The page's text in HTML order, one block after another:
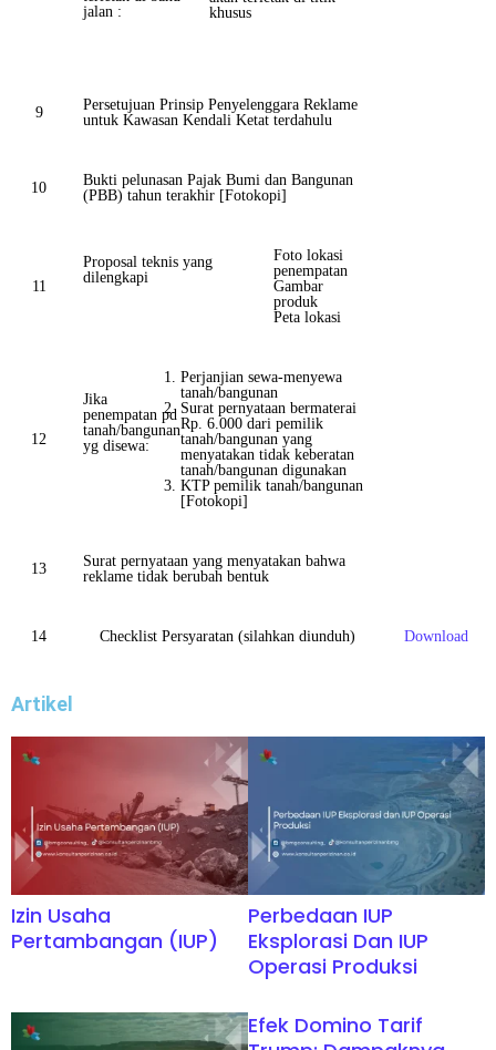
jalan :
khusus
9
Persetujuan Prinsip Penyelenggara Reklame
untuk Kawasan Kendali Ketat terdahulu
10
Bukti pelunasan Pajak Bumi dan Bangunan
(PBB) tahun terakhir [Fotokopi]
11
Proposal teknis yang
dilengkapi
Foto lokasi
penempatan
Gambar
produk
Peta lokasi
12
Jika
penempatan pd
tanah/bangunan
yg disewa:
Perjanjian sewa-menyewa
tanah/bangunan
Surat pernyataan bermaterai
Rp. 6.000 dari pemilik
tanah/bangunan yang
menyatakan tidak keberatan
tanah/bangunan digunakan
KTP pemilik tanah/bangunan
[Fotokopi]
13
Surat pernyataan yang menyatakan bahwa
reklame tidak berubah bentuk
14 Checklist Persyaratan (silahkan diunduh) Download
Artikel
Izin Usaha
Pertambangan (IUP)
Perbedaan IUP
Eksplorasi Dan IUP
Operasi Produksi
Efek Domino Tarif